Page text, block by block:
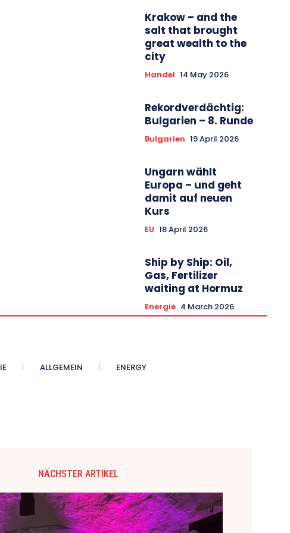
Krakow – and the
salt that brought
great wealth to the
city
Handel 14 May 2026
Rekordverdächtig:
Bulgarien – 8. Runde
Bulgarien 19 April 2026
Ungarn wählt
Europa – und geht
damit auf neuen
Kurs
EU 18 April 2026
Ship by Ship: Oil,
Gas, Fertilizer
waiting at Hormuz
Energie 4 March 2026
ALLGEMEIN ENERGY
NÄCHSTER ARTIKEL